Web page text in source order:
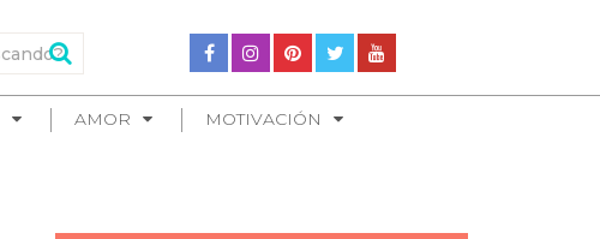
AMOR MOTIVACIÓN